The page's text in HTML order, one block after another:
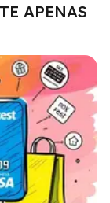
APENAS